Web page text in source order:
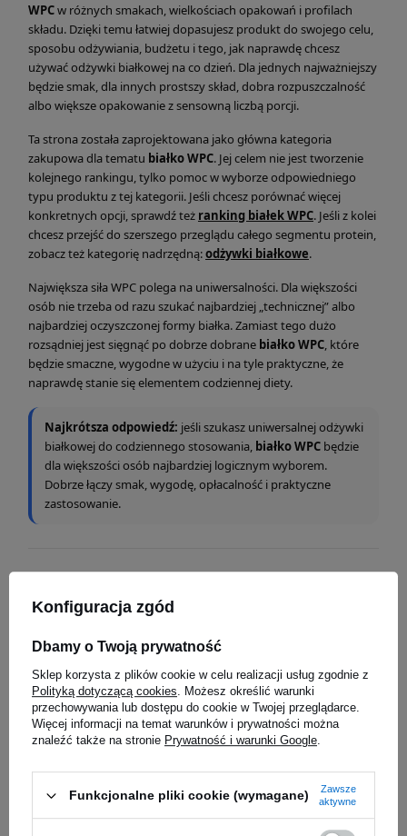
WPCw różnych smakach, wielkościach opakowań i profilach
składu. Dzięki temu łatwiej dopasujesz produkt do swojego celu,
sposobu odżywiania, budżetu i tego, jak naprawdę chcesz
używać odżywki białkowej na co dzień. Dla jednych najważniejszy
będzie smak, dla innych prostszy skład, dobra rozpuszczalność
albo większe opakowanie z sensowną liczbą porcji.
Ta strona została zaprojektowana jako główna kategoria
zakupowa dla tematu białko WPC. Jej celem nie jest tworzenie
kolejnego rankingu, tylko pomoc w wyborze odpowiedniego
typu produktu z tej kategorii. Jeśli chcesz porównać więcej
konkretnych opcji, sprawdź też ranking białek WPC. Jeśli z kolei
chcesz przejść do szerszego przeglądu całego segmentu protein,
zobacz też kategorię nadrzędną:odżywki białkowe.
Największa siła WPC polega na uniwersalności. Dla większości
osób nie trzeba od razu szukać najbardziej „technicznej” albo
najbardziej oczyszczonej formy białka. Zamiast tego dużo
rozsądniej jest sięgnąć po dobrze dobrane białko WPC, które
będzie smaczne, wygodne w użyciu i na tyle praktyczne, że
naprawdę stanie się elementem codziennej diety.
Najkrótsza odpowiedź: jeśli szukasz uniwersalnej odżywki
białkowej do codziennego stosowania, białko WPC będzie
dla większości osób najbardziej logicznym wyborem.
Dobrze łączy smak, wygodę, opłacalność i praktyczne
zastosowanie.
WPC
Poniżej znajdziesz 3 popularne produkty z kategorii
WPC o dobrym balansie ceny i jakości, mocniejszy wybór
jakościowy oraz sprawdzone białko do regularnego stosowania.
Konfiguracja zgód
Dbamy o Twoją prywatność
Sklep korzysta z plików cookie w celu realizacji usług zgodnie z
Polityką dotyczącą cookies. Możesz określić warunki
przechowywania lub dostępu do cookie w Twojej przeglądarce.
Więcej informacji na temat warunków i prywatności można
znaleźć także na stronie Prywatność i warunki Google.
Funkcjonalne pliki cookie (wymagane)
Zawsze
aktywne